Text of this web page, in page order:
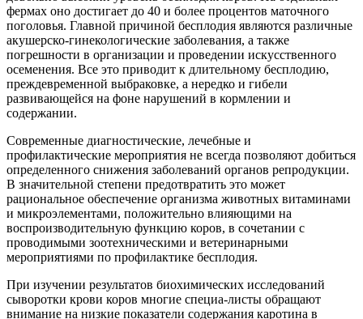
фермах оно достигает до 40 и более процентов маточного
поголовья. Главной причиной бесплодия являются различные
акушерско-гинекологические заболевания, а также
погрешности в организации и проведении искусственного
осеменения. Все это приводит к длительному бесплодию,
преждевременной выбраковке, а нередко и гибели
развивающейся на фоне нарушений в кормлении и
содержании.
Современные диагностические, лечебные и
профилактические мероприятия не всегда позволяют добиться
определенного снижения заболеваний органов репродукции.
В значительной степени предотвратить это может
рациональное обеспечение организма животных витаминами
и микроэлементами, положительно влияющими на
воспроизводительную функцию коров, в сочетании с
проводимыми зоотехническими и ветеринарными
мероприятиями по профилактике бесплодия.
При изучении результатов биохимических исследований
сыворотки крови коров многие специа-листы обращают
внимание на низкие показатели содержания каротина в